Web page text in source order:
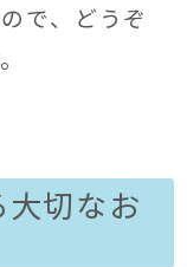
で、どうぞ
切なお